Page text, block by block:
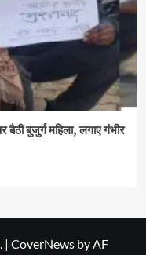
बुजुर्ग महिला, लगाए गंभीर
| CoverNews by AF